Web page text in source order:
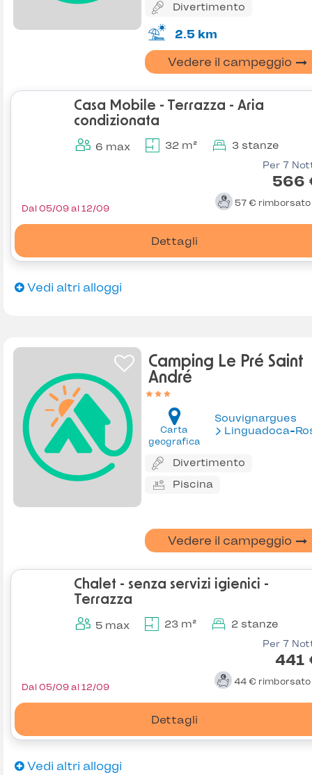
Divertimento
2.5 km
Vedere il campeggio
Casa Mobile - Terrazza - Aria
condizionata
6 max 32 m² 3 stanze
Per 7
566
57 € rimborsato
Dettagli
Dal 05/09 al 12/09
Vedi altri alloggi
Camping Le Pré Saint
André
Carta
geografica
Souvignargues
Linguadoca-
Divertimento
Piscina
Vedere il campeggio
Chalet - senza servizi igienici -
Terrazza
5 max 23 m² 2 stanze
Per 7
441
44 € rimborsato
Dettagli
Dal 05/09 al 12/09
Vedi altri alloggi